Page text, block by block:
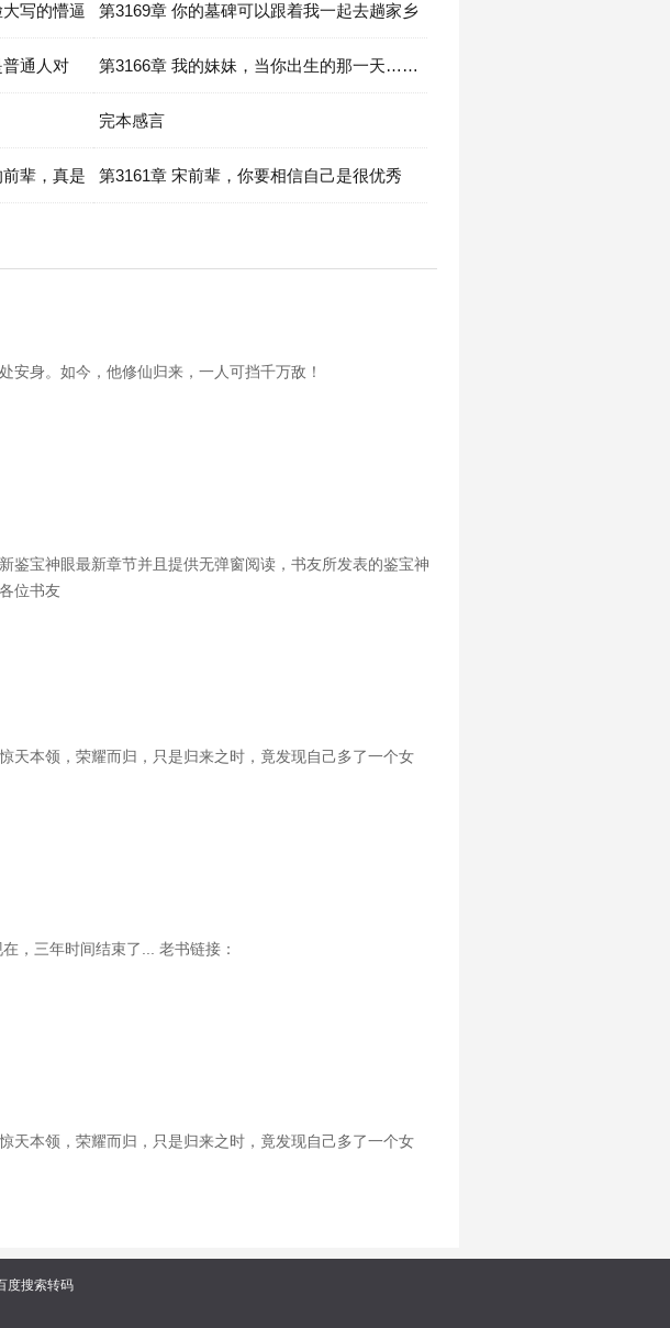
写的懵逼 第3169章 你的墓碑可以跟着我一起去趟家乡
通人对 第3166章 我的妹妹，当你出生的那一天……
完本感言
辈，真是 第3161章 宋前辈，你要相信自己是很优秀
安身。如今，他修仙归来，一人可挡千万敌！
鉴宝神眼最新章节并且提供无弹窗阅读，书友所发表的鉴宝神
位书友
天本领，荣耀而归，只是归来之时，竟发现自己多了一个女
，三年时间结束了... 老书链接：
天本领，荣耀而归，只是归来之时，竟发现自己多了一个女
度搜索转码